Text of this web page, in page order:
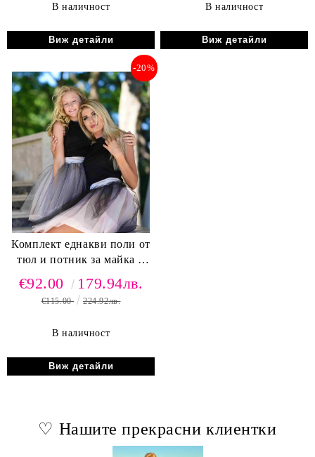
В наличност
Виж детайли
В наличност
Виж детайли
Комплект еднакви поли от
тюл и потник за майка и
-20%
€92.00 179.94лв.
€115.00 224.92лв.
В наличност
Виж детайли
♡ Нашите прекрасни клиентки